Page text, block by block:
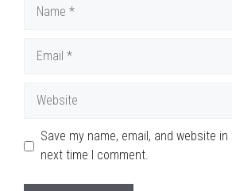
Save my name, email, and website
next time I comment.